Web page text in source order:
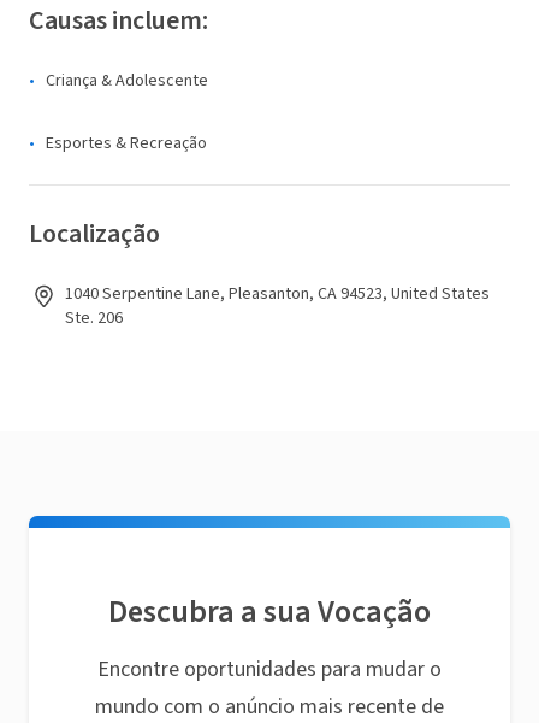
Causas incluem:
Criança & Adolescente
Esportes & Recreação
Localização
1040 Serpentine Lane, Pleasanton, CA 94523, United States
Ste. 206
Descubra a sua Vocação
Encontre oportunidades para mudar o
mundo com o anúncio mais recente de